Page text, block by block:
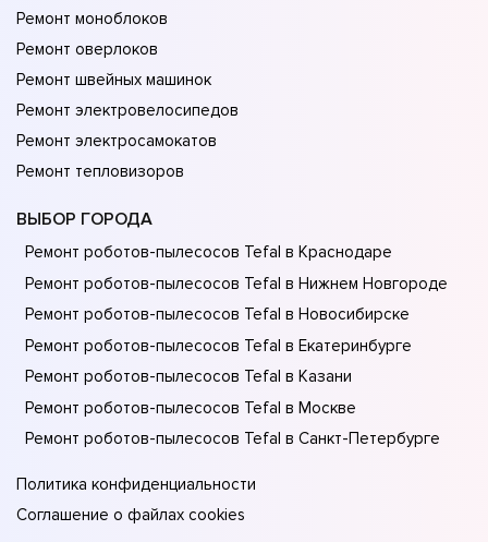
Ремонт моноблоков
Ремонт оверлоков
Ремонт швейных машинок
Ремонт электровелосипедов
Ремонт электросамокатов
Ремонт тепловизоров
ВЫБОР ГОРОДА
Ремонт роботов-пылесосов Tefal в Краснодаре
Ремонт роботов-пылесосов Tefal в Нижнем Новгороде
Ремонт роботов-пылесосов Tefal в Новосибирске
Ремонт роботов-пылесосов Tefal в Екатеринбурге
Ремонт роботов-пылесосов Tefal в Казани
Ремонт роботов-пылесосов Tefal в Москве
Ремонт роботов-пылесосов Tefal в Санкт-Петербурге
Политика конфиденциальности
Соглашение о файлах cookies